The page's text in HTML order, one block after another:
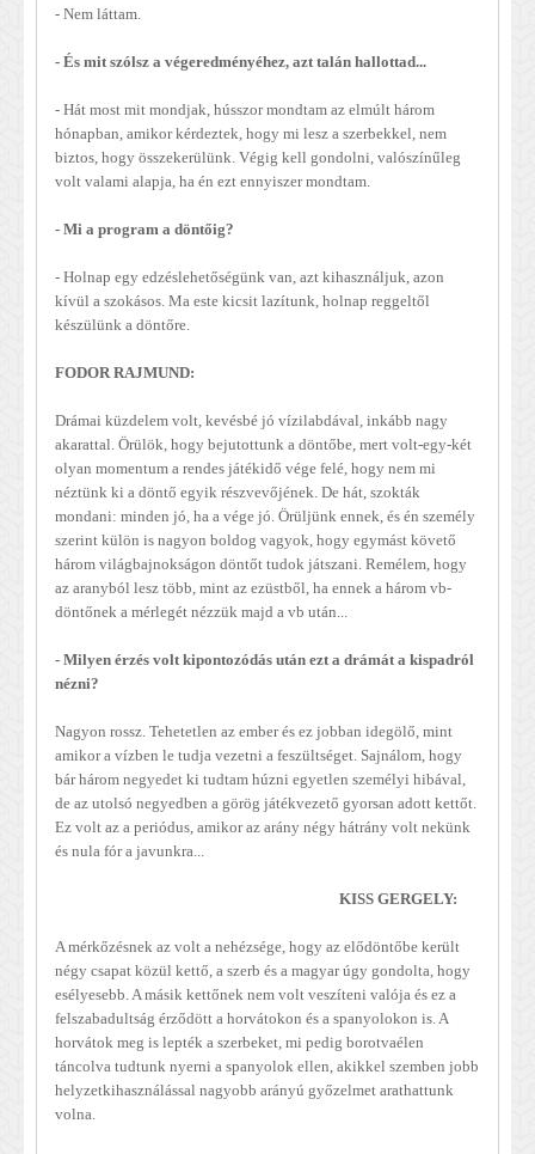
- Nem láttam.
- És mit szólsz a végeredményéhez, azt talán hallottad...
- Hát most mit mondjak, hússzor mondtam az elmúlt három
hónapban, amikor kérdeztek, hogy mi lesz a szerbekkel, nem
biztos, hogy összekerülünk. Végig kell gondolni, valószínűleg
volt valami alapja, ha én ezt ennyiszer mondtam.
- Mi a program a döntőig?
- Holnap egy edzéslehetőségünk van, azt kihasználjuk, azon
kívül a szokásos. Ma este kicsit lazítunk, holnap reggeltől
készülünk a döntőre.
FODOR RAJMUND:
Drámai küzdelem volt, kevésbé jó vízilabdával, inkább nagy
akarattal. Örülök, hogy bejutottunk a döntőbe, mert volt-egy-két
olyan momentum a rendes játékidő vége felé, hogy nem mi
néztünk ki a döntő egyik részvevőjének. De hát, szokták
mondani: minden jó, ha a vége jó. Örüljünk ennek, és én személy
szerint külön is nagyon boldog vagyok, hogy egymást követő
három világbajnokságon döntőt tudok játszani. Remélem, hogy
az aranyból lesz több, mint az ezüstből, ha ennek a három vb-
döntőnek a mérlegét nézzük majd a vb után...
- Milyen érzés volt kipontozódás után ezt a drámát a kispadról
nézni?
Nagyon rossz. Tehetetlen az ember és ez jobban idegölő, mint
amikor a vízben le tudja vezetni a feszültséget. Sajnálom, hogy
bár három negyedet ki tudtam húzni egyetlen személyi hibával,
de az utolsó negyedben a görög játékvezető gyorsan adott kettőt.
Ez volt az a periódus, amikor az arány négy hátrány volt nekünk
és nula fór a javunkra...
KISS GERGELY:
A mérkőzésnek az volt a nehézsége, hogy az elődöntőbe került
négy csapat közül kettő, a szerb és a magyar úgy gondolta, hogy
esélyesebb. A másik kettőnek nem volt veszíteni valója és ez a
felszabadultság érződött a horvátokon és a spanyolokon is. A
horvátok meg is lepték a szerbeket, mi pedig borotvaélen
táncolva tudtunk nyerni a spanyolok ellen, akikkel szemben jobb
helyzetkihasználással nagyobb arányú győzelmet arathattunk
volna.